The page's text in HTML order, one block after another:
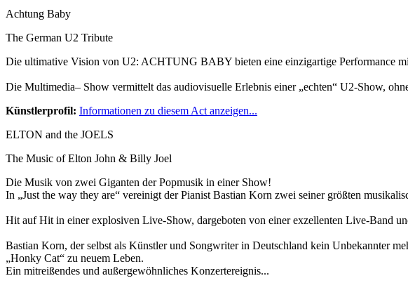
Achtung Baby
The German U2 Tribute
Die ultimative Vision von U2: ACHTUNG BABY bieten eine einzigartige Performance
Die Multimedia– Show vermittelt das audiovisuelle Erlebnis einer „echten“ U2-Show,
Künstlerprofil: Informationen zu diesem Act anzeigen...
ELTON and the JOELS
The Music of Elton John & Billy Joel
Die Musik von zwei Giganten der Popmusik in einer Show!
In „Just the way they are“ vereinigt der Pianist Bastian Korn zwei seiner größten
Hit auf Hit in einer explosiven Live-Show, dargeboten von einer exzellenten Live-Band
Bastian Korn, der selbst als Künstler und Songwriter in Deutschland kein Unbekannter
„Honky Cat“ zu neuem Leben.
Ein mitreißendes und außergewöhnliches Konzertereignis...